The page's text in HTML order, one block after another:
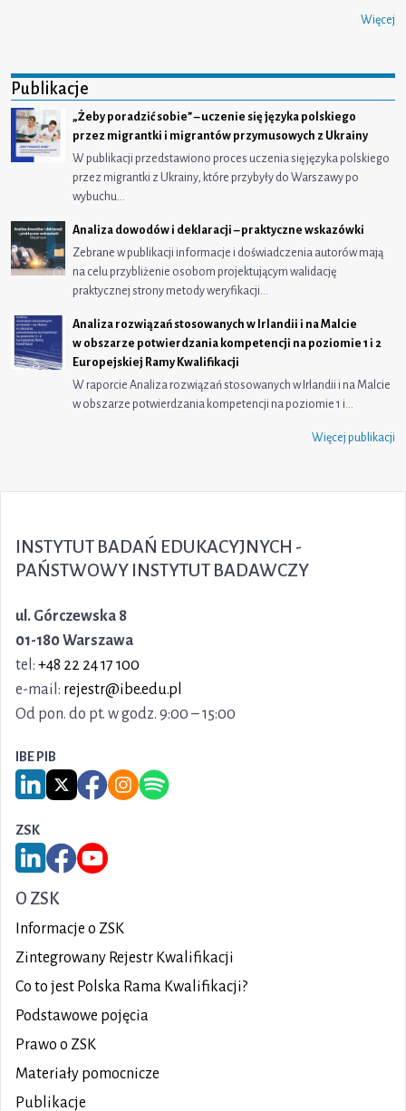
Więcej
Publikacje
„Żeby poradzić sobie” – uczenie się języka polskiego
przez migrantki i migrantów przymusowych z Ukrainy
W publikacji przedstawiono proces uczenia się języka polskiego
przez migrantki z Ukrainy, które przybyły do Warszawy po
wybuchu…
Analiza dowodów i deklaracji – praktyczne wskazówki
Zebrane w publikacji informacje i doświadczenia autorów mają
na celu przybliżenie osobom projektującym walidację
praktycznej strony metody weryfikacji…
Analiza rozwiązań stosowanych w Irlandii i na Malcie
w obszarze potwierdzania kompetencji na poziomie 1 i 2
Europejskiej Ramy Kwalifikacji
W raporcie Analiza rozwiązań stosowanych w Irlandii i na Malcie
w obszarze potwierdzania kompetencji na poziomie 1 i…
Więcej publikacji
INSTYTUT BADAŃ EDUKACYJNYCH -
PAŃSTWOWY INSTYTUT BADAWCZY
ul. Górczewska 8
01-180 Warszawa
tel: +48 22 24 17 100
e-mail: rejestr@ibe.edu.pl
Od pon. do pt. w godz. 9:00 – 15:00
IBE PIB
Link do serwisu LinkedIn IBE PIB
Link do serwisu X IBE PIB
Link do Facebook IBE PIB
Link do Instagram IBE PIB
Link do Spotify IBE PIB
ZSK
Link do serwisu LinkedIn ZSK
Link do Facebook ZSK
Link do YouTube ZSK
O ZSK
Informacje o ZSK
Zintegrowany Rejestr Kwalifikacji
Co to jest Polska Rama Kwalifikacji?
Podstawowe pojęcia
Prawo o ZSK
Materiały pomocnicze
Publikacje